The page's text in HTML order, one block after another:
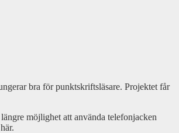
bra för punktskriftsläsare. Projektet får
möjlighet att använda telefonjacken